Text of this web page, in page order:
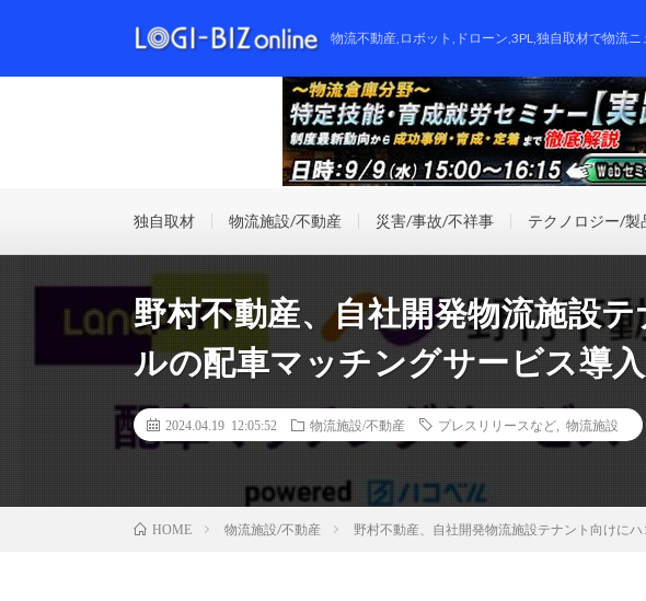
物流不動産,ロボット,ドローン,3PL,独自取材で物流
独自取材 物流施設/不動産 災害/事故/不祥事 テクノロジー/製
野村不動産、自社開発物流施設
ルの配車マッチングサービス導入
2024.04.19 12:05:52 物流施設/不動産 プレスリリースなど 物流施設
HOME 物流施設/不動産 野村不動産、自社開発物流施設テナント向けに